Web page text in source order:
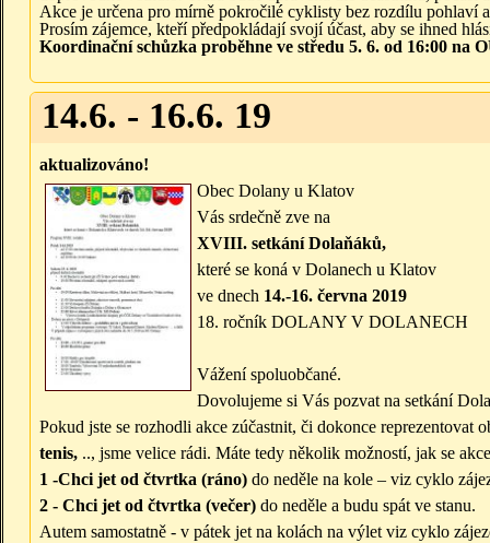
Akce je určena pro mírně pokročilé cyklisty bez rozdílu pohlaví
Prosím zájemce, kteří předpokládají svojí účast, aby se ihned
Koordinační schůzka proběhne ve středu 5. 6. od 16:00 na
14.6. - 16.6. 19
aktualizováno!
Obec Dolany u Klatov
Vás srdečně zve na
XVIII. setkání Dolaňáků,
které se koná v Dolanech u Klatov
ve dnech 14.-16. června 2019
18. ročník DOLANY V DOLANECH
Vážení spoluobčané.
Dovolujeme si Vás pozvat na setkání
Pokud jste se rozhodli akce zúčastnit, či dokonce reprezentovat
tenis, .., jsme velice rádi. Máte tedy několik možností, jak se
1 -Chci jet od čtvrtka (ráno) do neděle na kole – viz cyklo
2 - Chci jet od čtvrtka (večer) do neděle a budu spát ve stanu.
Autem samostatně - v pátek jet na kolách na výlet viz cyklo